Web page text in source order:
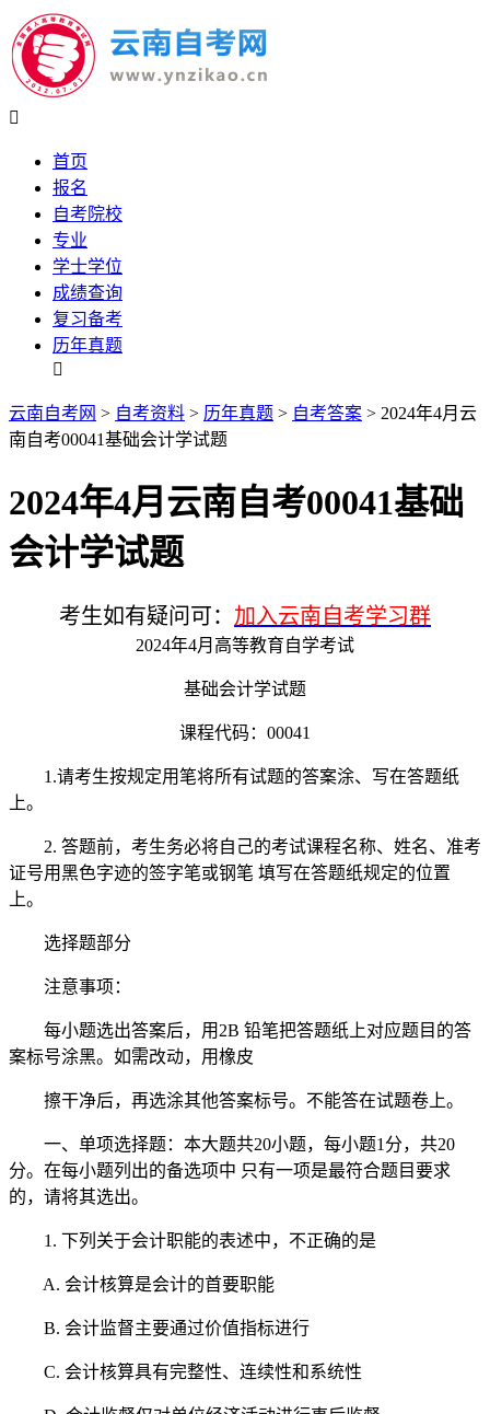

首页
报名
自考院校
专业
学士学位
成绩查询
复习备考
历年真题

云南自考网 > 自考资料 > 历年真题 > 自考答案 > 2024年4月云
南自考00041基础会计学试题
2024年4月云南自考00041基础
会计学试题
考生如有疑问可： 加入云南自考学习群
2024年4月高等教育自学考试
基础会计学试题
课程代码：00041
1.请考生按规定用笔将所有试题的答案涂、写在答题纸
上。
2. 答题前，考生务必将自己的考试课程名称、姓名、准考
证号用黑色字迹的签字笔或钢笔 填写在答题纸规定的位置
上。
选择题部分
注意事项：
每小题选出答案后，用2B 铅笔把答题纸上对应题目的答
案标号涂黑。如需改动，用橡皮
擦干净后，再选涂其他答案标号。不能答在试题卷上。
一、单项选择题：本大题共20小题，每小题1分，共20
分。在每小题列出的备选项中 只有一项是最符合题目要求
的，请将其选出。
1. 下列关于会计职能的表述中，不正确的是
A. 会计核算是会计的首要职能
B. 会计监督主要通过价值指标进行
C. 会计核算具有完整性、连续性和系统性